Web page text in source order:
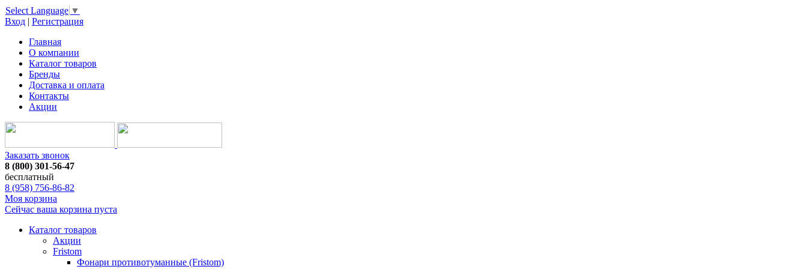
Select Language ▼
Вход | Регистрация
Главная
О компании
Каталог товаров
Бренды
Доставка и оплата
Контакты
Акции
Заказать звонок
8 (800) 301-56-47
бесплатный
8 (958) 756-86-82
Моя корзина
Сейчас ваша корзина пуста
Каталог товаров
Акции
Fristom
Фонари противотуманные (Fristom)